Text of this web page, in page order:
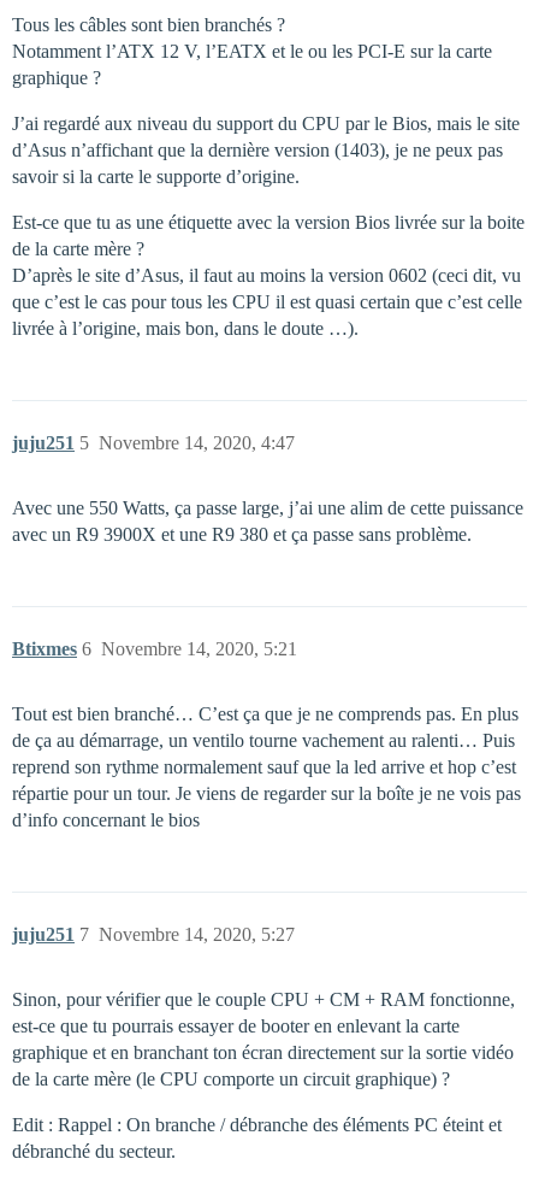
Tous les câbles sont bien branchés ?
Notamment l’ATX 12 V, l’EATX et le ou les PCI-E sur la carte
graphique ?
J’ai regardé aux niveau du support du CPU par le Bios, mais le site
d’Asus n’affichant que la dernière version (1403), je ne peux pas
savoir si la carte le supporte d’origine.
Est-ce que tu as une étiquette avec la version Bios livrée sur la boite
de la carte mère ?
D’après le site d’Asus, il faut au moins la version 0602 (ceci dit, vu
que c’est le cas pour tous les CPU il est quasi certain que c’est celle
livrée à l’origine, mais bon, dans le doute …).
juju251 Novembre 14, 2020, 4:47
5
Avec une 550 Watts, ça passe large, j’ai une alim de cette puissance
avec un R9 3900X et une R9 380 et ça passe sans problème.
Btixmes Novembre 14, 2020, 5:21
6
Tout est bien branché… C’est ça que je ne comprends pas. En plus
de ça au démarrage, un ventilo tourne vachement au ralenti… Puis
reprend son rythme normalement sauf que la led arrive et hop c’est
répartie pour un tour. Je viens de regarder sur la boîte je ne vois pas
d’info concernant le bios
juju251 Novembre 14, 2020, 5:27
7
Sinon, pour vérifier que le couple CPU + CM + RAM fonctionne,
est-ce que tu pourrais essayer de booter en enlevant la carte
graphique et en branchant ton écran directement sur la sortie vidéo
de la carte mère (le CPU comporte un circuit graphique) ?
Edit : Rappel : On branche / débranche des éléments PC éteint et
débranché du secteur.